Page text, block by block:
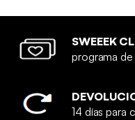
SWEEEK
programa
14 días para